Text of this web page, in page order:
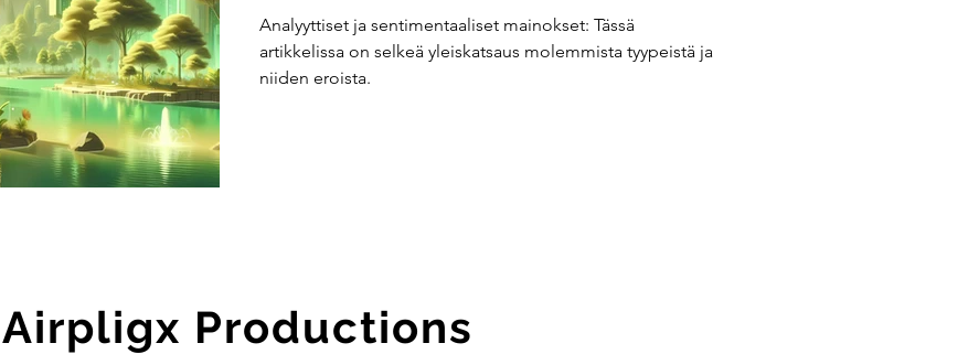
Analyyttiset ja sentimentaaliset mainokset: Tässä
artikkelissa on selkeä yleiskatsaus molemmista tyypeistä ja
niiden eroista.
Airpligx Productions